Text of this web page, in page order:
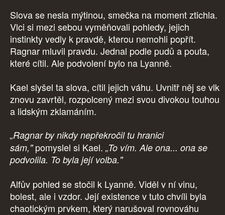
Slova se nesla mýtinou, smečka na moment ztichla.
Vlci si mezi sebou vyměňovali pohledy, jejich
instinkty vedly k pravdě, kterou nemohli popřít.
Ragnar mluvil pravdu. Jednal podle pudů a pouta,
které cítil. Ale podvolení bylo na Lyanně.
Kael slyšel ta slova, cítil jejich váhu. Uvnitř něj se vlk
znovu zavrtěl, rozpolcený mezi svou divokou touhou
a lidským zklamáním.
„Ragnar by nikdy nepřekročil tu hranici
sám,"pomyslel si Kael. „To vím. Ale ona... ona se
podvolila. To byla její volba."
Alfův pohled se stočil k Lyanně. Viděl v ní vinu,
bolest, ale i vzdor. Její existence v tuto chvíli byla
chaotickým prvkem, který narušoval rovnováhu